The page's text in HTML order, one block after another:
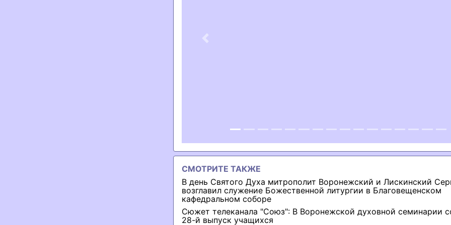
Previous
СМОТРИТЕ ТАКЖЕ
В день Святого Духа митрополит Воронежский и Лискинский
возглавил служение Божественной литургии в Благовещенском
кафедральном соборе
Сюжет телеканала "Союз": В Воронежской духовной семинарии
28-й выпуск учащихся